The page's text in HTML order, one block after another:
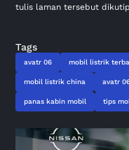
tulis laman tersebut
Tags
avatr 06 mobil listrik
mobil listrik china avatr
panas kabin mobil tips